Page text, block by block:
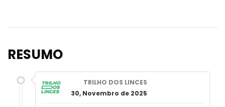
RESUMO
TRILHO DOS LINCES
30, Novembro de 2025